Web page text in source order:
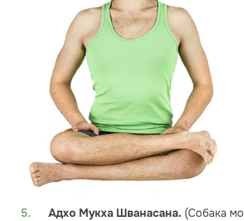
Адхо Мукха Шванасана. (Собака